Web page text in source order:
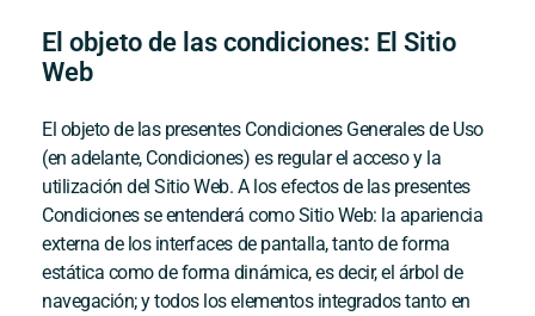
El objeto de las condiciones: El Sitio
Web
El objeto de las presentes Condiciones Generales de Uso
(en adelante, Condiciones) es regular el acceso y la
utilización del Sitio Web. A los efectos de las presentes
Condiciones se entenderá como Sitio Web: la apariencia
externa de los interfaces de pantalla, tanto de forma
estática como de forma dinámica, es decir, el árbol de
navegación; y todos los elementos integrados tanto en